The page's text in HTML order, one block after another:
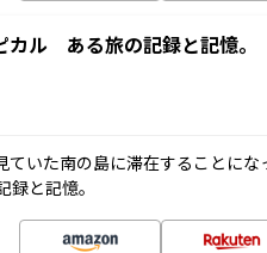
カル ある旅の記録と記憶
ていた南の島に滞在することに
と記憶。